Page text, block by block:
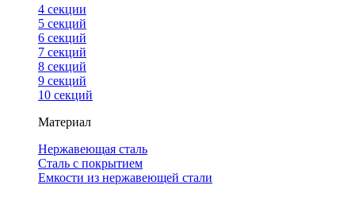
4 cекции
5 секций
6 секций
7 секций
8 секций
9 секций
10 секций
Материал
Нержавеющая сталь
Сталь с покрытием
Емкости из нержавеющей стали